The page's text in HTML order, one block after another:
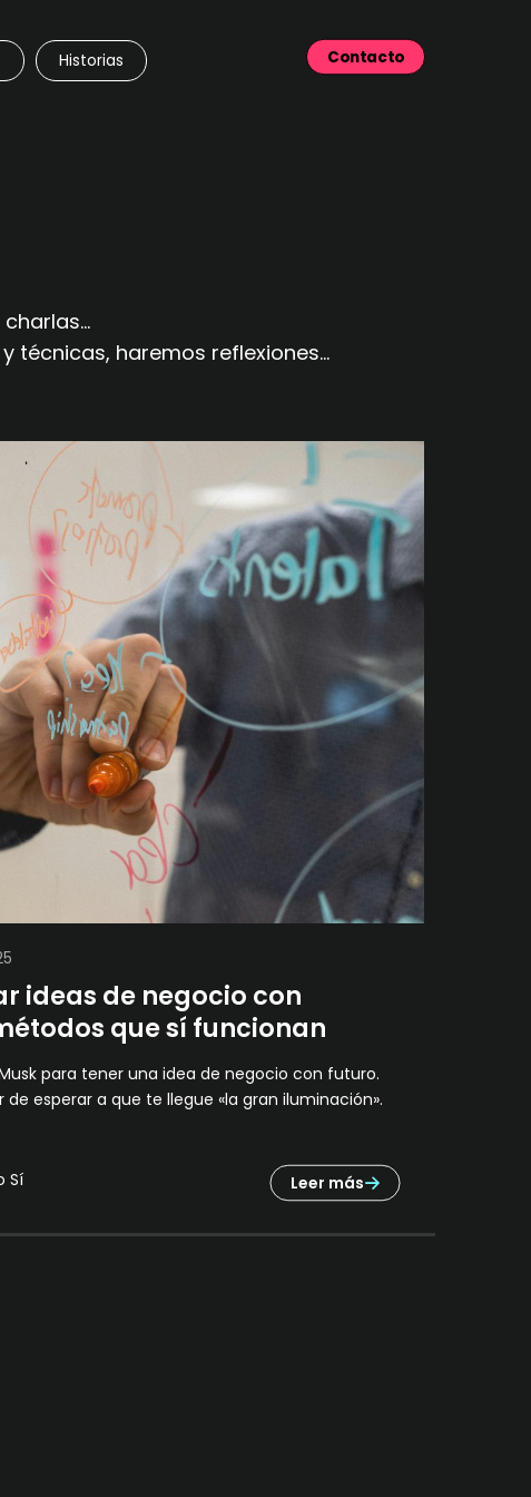
Contacto
Historias
haremos reflexiones...
ideas de negocio con
que sí funcionan
para tener una idea de negocio con futuro.
de esperar a que te llegue «la gran iluminación».
Sí Leer más